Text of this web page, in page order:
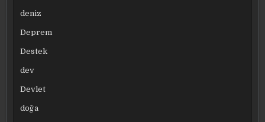
deniz
Deprem
Destek
dev
Devlet
doğa